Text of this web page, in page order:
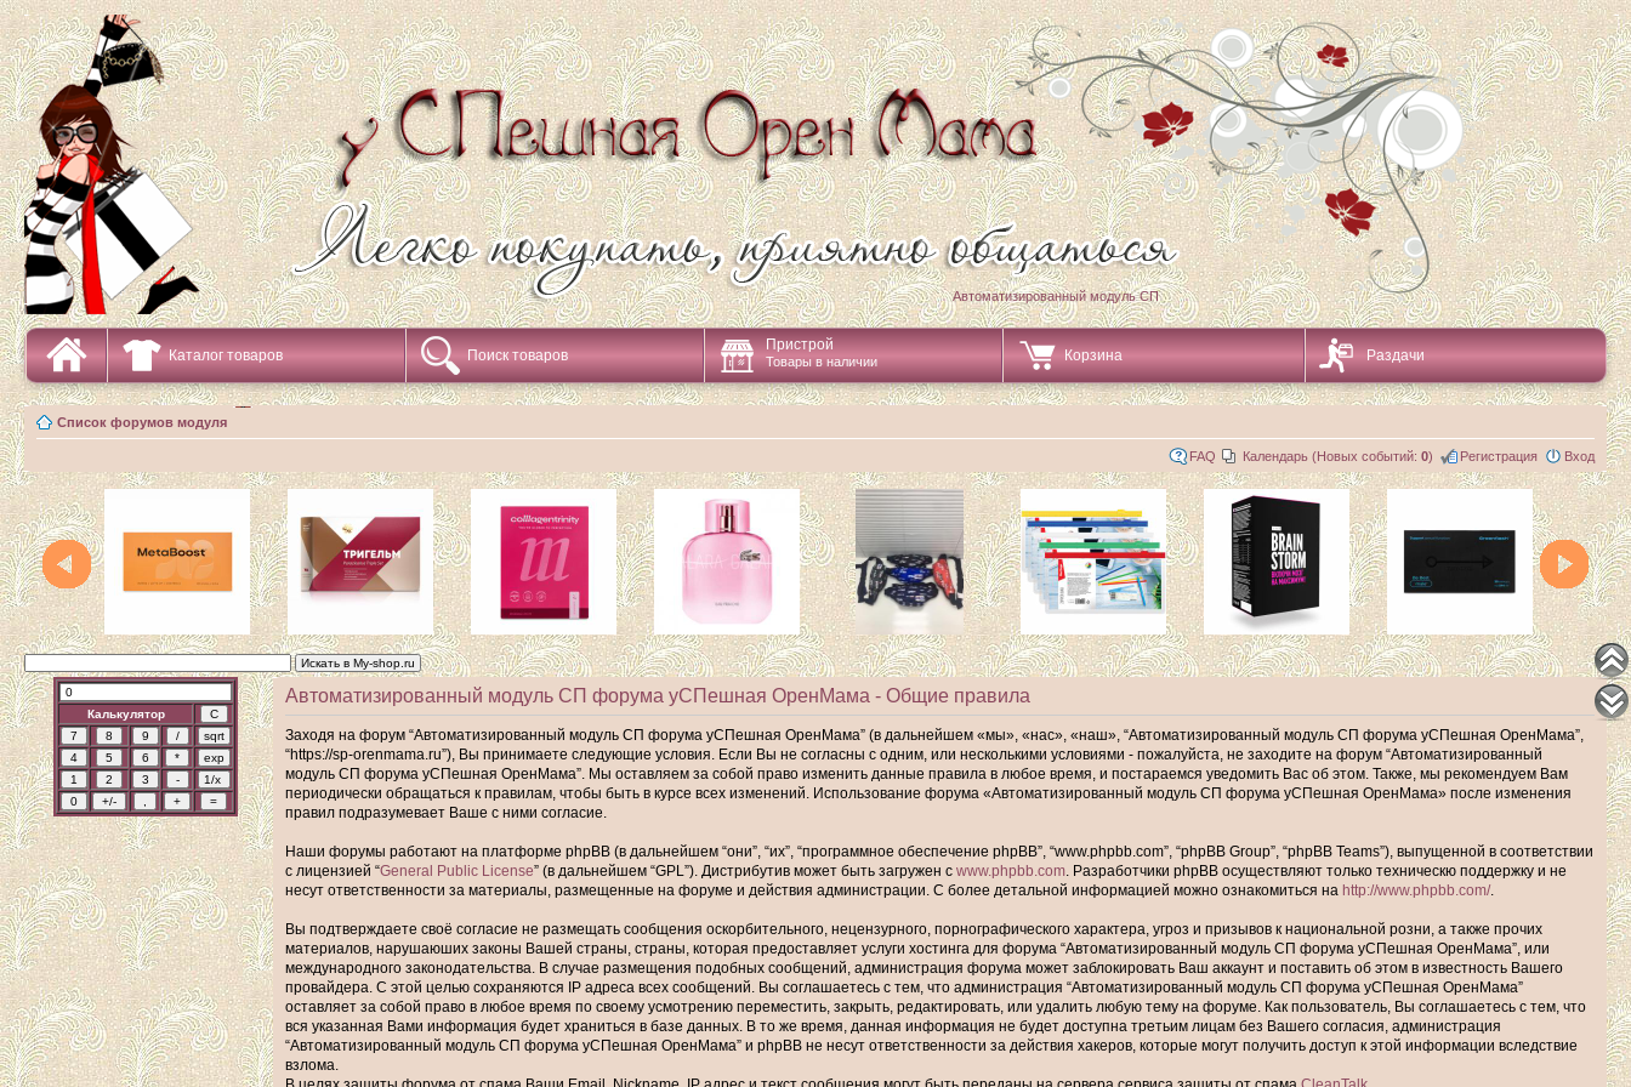
Автоматизированный модуль СП
Каталог товаров Поиск товаров
Пристрой
Товары в наличии Корзина Раздачи
Список форумов модуля
FAQ Календарь (Новых событий: 0) Регистрация Вход
Калькулятор
Автоматизированный модуль СП форума уСПешная ОренМама - Общие правила
Заходя на форум “Автоматизированный модуль СП форума уСПешная ОренМама” (в дальнейшем «мы», «нас», «наш», “Автоматизированный модуль СП форума уСПешная ОренМама”,
“https://sp-orenmama.ru”), Вы принимаете следующие условия. Если Вы не согласны с одним, или несколькими условиями - пожалуйста, не заходите на форум “Автоматизированный
модуль СП форума уСПешная ОренМама”. Мы оставляем за собой право изменить данные правила в любое время, и постараемся уведомить Вас об этом. Также, мы рекомендуем Вам
периодически обращаться к правилам, чтобы быть в курсе всех изменений. Использование форума «Автоматизированный модуль СП форума уСПешная ОренМама» после изменения
правил подразумевает Ваше с ними согласие.
Наши форумы работают на платформе phpBB (в дальнейшем “они”, “их”, “программное обеспечение phpBB”, “www.phpbb.com”, “phpBB Group”, “phpBB Teams”), выпущенной в соответствии
с лицензией “General Public License” (в дальнейшем “GPL”). Дистрибутив может быть загружен с www.phpbb.com. Разработчики phpBB осуществляют только техническю поддержку и не
несут ответственности за материалы, размещенные на форуме и действия администрации. С более детальной информацией можно ознакомиться на http://www.phpbb.com/.
Вы подтверждаете своё согласие не размещать сообщения оскорбительного, нецензурного, порнографического характера, угроз и призывов к национальной розни, а также прочих
материалов, нарушаюших законы Вашей страны, страны, которая предоставляет услуги хостинга для форума “Автоматизированный модуль СП форума уСПешная ОренМама”, или
международного законодательства. В случае размещения подобных сообщений, администрация форума может заблокировать Ваш аккаунт и поставить об этом в известность Вашего
провайдера. С этой целью сохраняются IP адреса всех сообщений. Вы соглашаетесь с тем, что администрация “Автоматизированный модуль СП форума уСПешная ОренМама”
оставляет за собой право в любое время по своему усмотрению переместить, закрыть, редактировать, или удалить любую тему на форуме. Как пользователь, Вы соглашаетесь с тем, что
вся указанная Вами информация будет храниться в базе данных. В то же время, данная информация не будет доступна третьим лицам без Вашего согласия, администрация
“Автоматизированный модуль СП форума уСПешная ОренМама” и phpBB не несут ответственности за действия хакеров, которые могут получить доступ к этой информации вследствие
взлома.